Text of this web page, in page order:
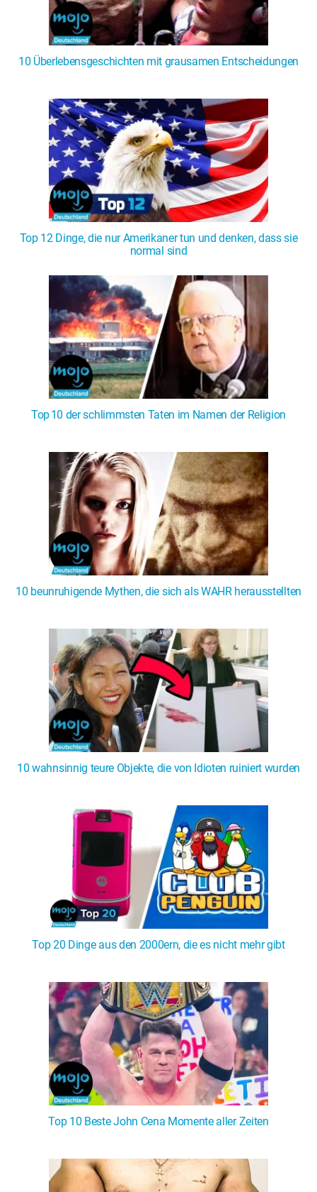
10 Überlebensgeschichten mit grausamen Entscheidungen
Top 12 Dinge, die nur Amerikaner tun und denken, dass sie
normal sind
Top 10 der schlimmsten Taten im Namen der Religion
10 beunruhigende Mythen, die sich als WAHR herausstellten
10 wahnsinnig teure Objekte, die von Idioten ruiniert wurden
Top 20 Dinge aus den 2000ern, die es nicht mehr gibt
Top 10 Beste John Cena Momente aller Zeiten